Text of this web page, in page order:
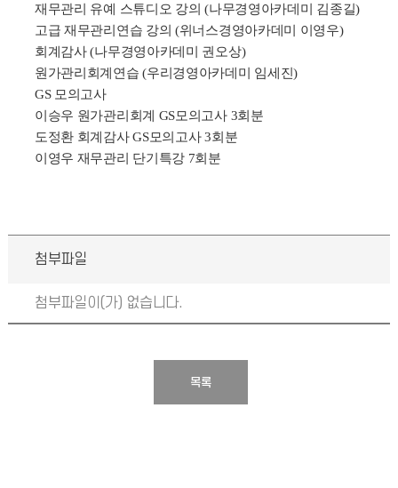
재무관리 유예 스튜디오 강의 (나무경영아카데미 김종길)
고급 재무관리연습 강의 (위너스경영아카데미 이영우)
회계감사(나무경영아카데미 권오상)
원가관리회계연습 (우리경영아카데미 임세진)
GS 모의고사
이승우 원가관리회계 GS모의고사3회분
도정환 회계감사GS모의고사3회분
이영우 재무관리 단기특강 7회분
첨부파일
첨부파일이(가) 없습니다.
목록